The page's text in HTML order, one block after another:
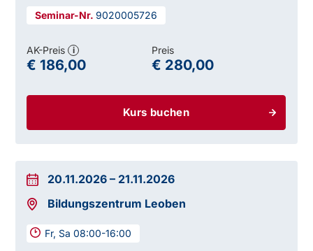
9020005726
Kurs buchen
AK-Preis i
€ 186,00
Preis
€ 280,00
20.11.2026 – 21.11.2026
Bildungszentrum Leoben
Fr, Sa 08:00-16:00